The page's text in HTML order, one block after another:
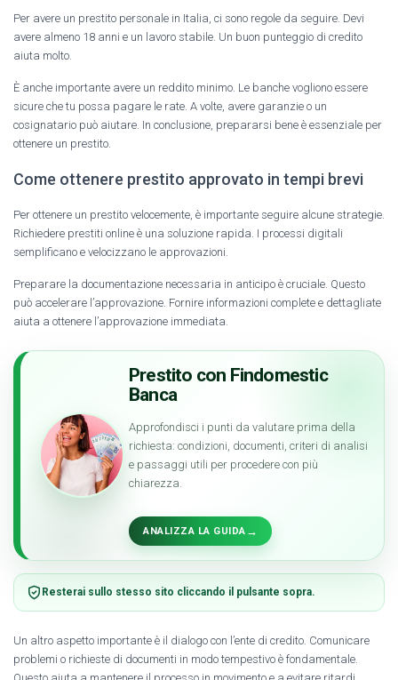
Per avere un prestito personale in Italia, ci sono regole da seguire. Devi
avere almeno 18 anni e un lavoro stabile. Un buon punteggio di credito
aiuta molto.
È anche importante avere un reddito minimo. Le banche vogliono essere
sicure che tu possa pagare le rate. A volte, avere garanzie o un
cosignatario può aiutare. In conclusione, prepararsi bene è essenziale per
ottenere un prestito.
Come ottenere prestito approvato in tempi brevi
Per ottenere un prestito velocemente, è importante seguire alcune strategie.
Richiedere prestiti online è una soluzione rapida. I processi digitali
semplificano e velocizzano le approvazioni.
Preparare la documentazione necessaria in anticipo è cruciale. Questo
può accelerare l’approvazione. Fornire informazioni complete e dettagliate
aiuta a ottenere l’approvazione immediata.
Prestito con Findomestic
Banca
Approfondisci i punti da valutare prima della
richiesta: condizioni, documenti, criteri di analisi
e passaggi utili per procedere con più
chiarezza.
ANALIZZA LA GUIDA →
Resterai sullo stesso sito cliccando il pulsante sopra.
Un altro aspetto importante è il dialogo con l’ente di credito. Comunicare
problemi o richieste di documenti in modo tempestivo è fondamentale.